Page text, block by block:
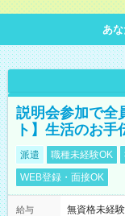
あ
説明会参加で全
ト】生活のお手
派遣 職種未経験OK
WEB登録・面接OK
給与
無資格未経